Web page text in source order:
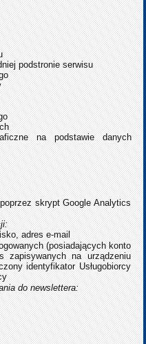
podstronie serwisu
na podstawie danych
skrypt Google Analytics
adres e-mail
(posiadających konto
zapisywanych na urządzeniu
identyfikator Usługobiorcy
do newslettera: